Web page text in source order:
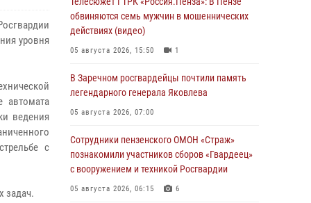
уровня
автомата
ведения
с
задач.
обвиняются семь мужчин в мошеннических
действиях (видео)
05 августа 2026, 15:50 1
В Заречном росгвардейцы почтили память
легендарного генерала Яковлева
05 августа 2026, 07:00
Сотрудники пензенского ОМОН «Страж»
познакомили участников сборов «Гвардеец»
с вооружением и техникой Росгвардии
05 августа 2026, 06:15 6